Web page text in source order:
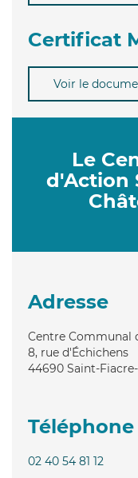
Certificat
Voir le
Le
d'Action
Adresse
Centre Communal
8, rue d'Échichens
44690 Saint-
Téléphone
02 40 54 81 12